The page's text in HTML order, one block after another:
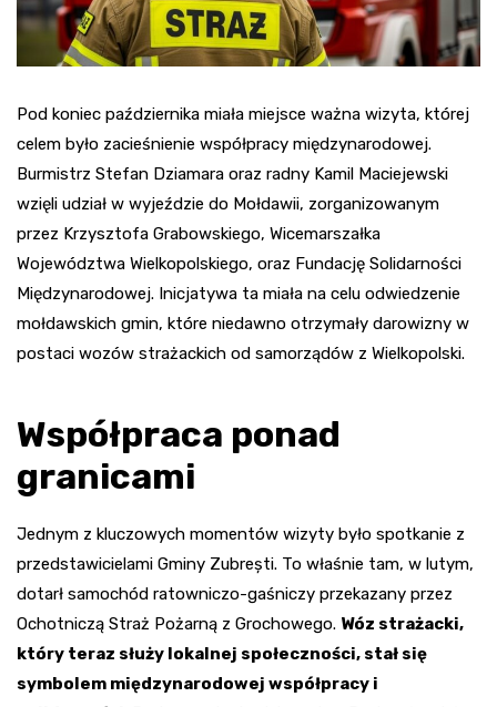
Pod koniec października miała miejsce ważna wizyta, której
celem było zacieśnienie współpracy międzynarodowej.
Burmistrz Stefan Dziamara oraz radny Kamil Maciejewski
wzięli udział w wyjeździe do Mołdawii, zorganizowanym
przez Krzysztofa Grabowskiego, Wicemarszałka
Województwa Wielkopolskiego, oraz Fundację Solidarności
Międzynarodowej. Inicjatywa ta miała na celu odwiedzenie
mołdawskich gmin, które niedawno otrzymały darowizny w
postaci wozów strażackich od samorządów z Wielkopolski.
Współpraca ponad
granicami
Jednym z kluczowych momentów wizyty było spotkanie z
przedstawicielami Gminy Zubrești. To właśnie tam, w lutym,
dotarł samochód ratowniczo-gaśniczy przekazany przez
Ochotniczą Straż Pożarną z Grochowego. Wóz strażacki,
który teraz służy lokalnej społeczności, stał się
symbolem międzynarodowej współpracy i